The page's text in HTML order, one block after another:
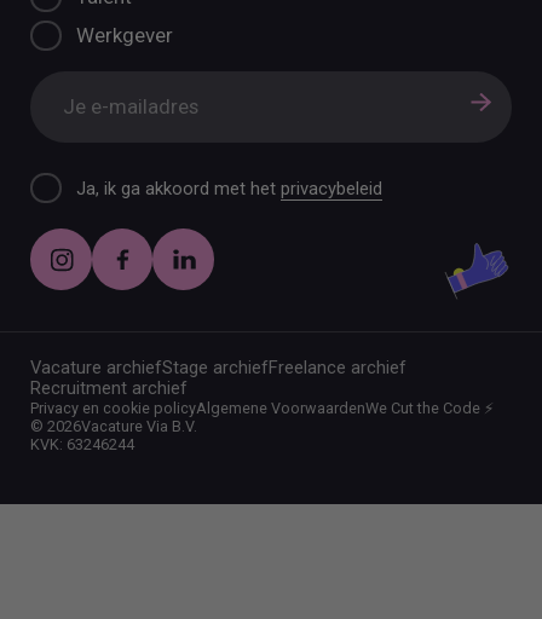
Werkgever
Ja, ik ga akkoord met hetprivacybeleid
Vacature archiefStage archiefFreelance archief
Recruitment archief
©2026Vacature Via B.V.
KVK: 63246244
Privacy en cookie policyAlgemene VoorwaardenWe Cut the Code ⚡️